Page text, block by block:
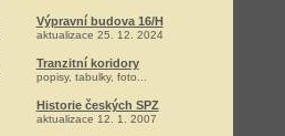
Výpravní budova 16/H
aktualizace 25. 12. 2024
Tranzitní koridory
popisy, tabulky, foto...
Historie českých SPZ
aktualizace 12. 1. 2007